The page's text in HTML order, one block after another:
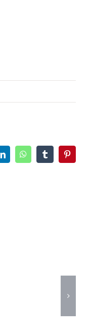
LinkedInWhatsAppTumblr